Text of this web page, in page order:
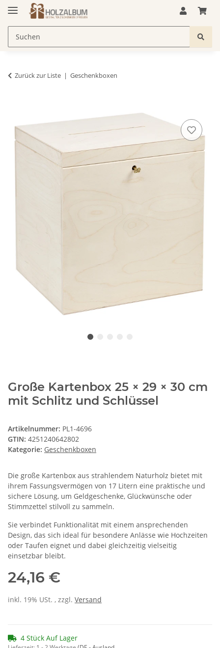
Zurück zur Liste Geschenkboxen
Große Kartenbox 25 × 29 × 30 cm
mit Schlitz und Schlüssel
Artikelnummer: PL1-4696
GTIN: 4251240642802
Kategorie: Geschenkboxen
Die große Kartenbox aus strahlendem Naturholz bietet mit
ihrem Fassungsvermögen von 17 Litern eine praktische und
sichere Lösung, um Geldgeschenke, Glückwünsche oder
Stimmzettel stilvoll zu sammeln.
Sie verbindet Funktionalität mit einem ansprechenden
Design, das sich ideal für besondere Anlässe wie Hochzeiten
oder Taufen eignet und dabei gleichzeitig vielseitig
einsetzbar bleibt.
24,16 €
inkl. 19% USt. , zzgl. Versand
4 Stück Auf Lager